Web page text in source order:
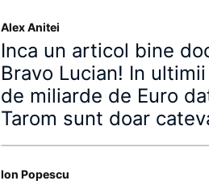
Alex Anitei
Inca un articol bine
Bravo Lucian! In
de miliarde de Euro
Tarom sunt doar
Ion Popescu